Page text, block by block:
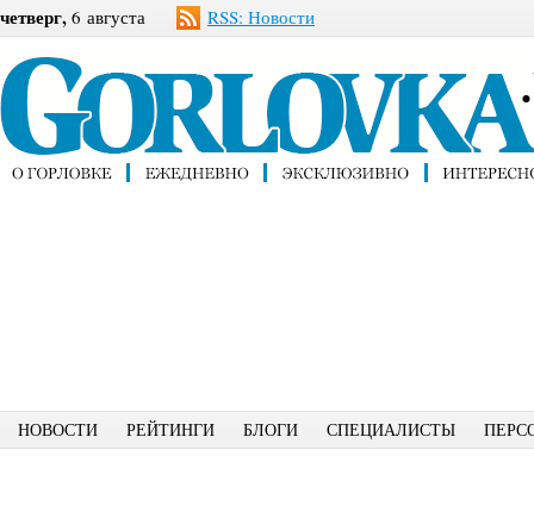
четверг, 6 августа RSS: Новости
НОВОСТИ РЕЙТИНГИ БЛОГИ СПЕЦИАЛИСТЫ